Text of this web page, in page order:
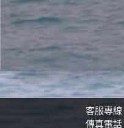
客服專線
傳真電話